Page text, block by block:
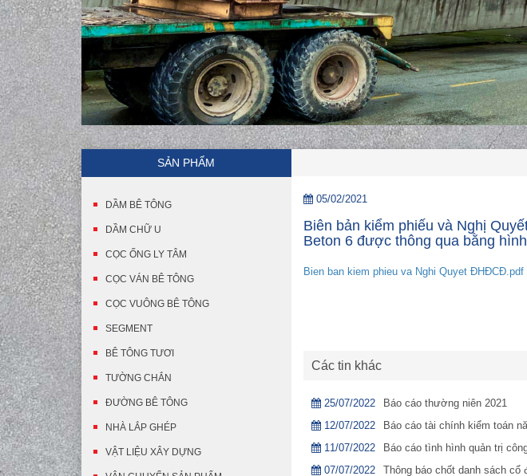
SẢN PHẨM
DẦM BÊ TÔNG
DẦM CHỮ U
CỌC ỐNG LY TÂM
CỌC VÁN BÊ TÔNG
CỌC VUÔNG BÊ TÔNG
SEGMENT
BÊ TÔNG TƯƠI
TƯỜNG CHẮN
ĐƯỜNG BÊ TÔNG
NHÀ LẮP GHÉP
VẬT LIỆU XÂY DỰNG
05/02/2021
Biên bản kiểm phiếu và Nghị
Beton 6 được thông qua bằng
Bien ban kiem phieu va Nghi Quyet ĐHĐCĐ.pdf
Các tin khác
25/07/2022
Báo cáo thường niên 2021
12/07/2022
Báo cáo tài chính kiểm toán
11/07/2022
Báo cáo tình hình quản trị
07/07/2022
Thông báo chốt danh sách